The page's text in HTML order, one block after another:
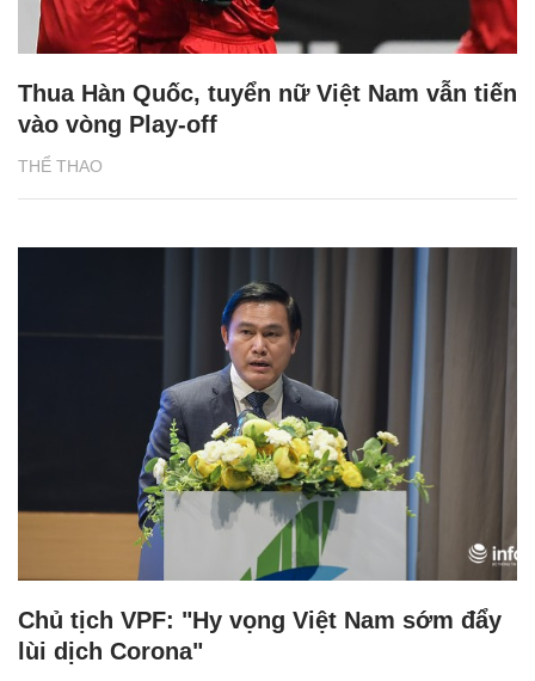
THỂ THAO
Thua Hàn Quốc, tuyển nữ Việt Nam vẫn tiến
vào vòng Play-off
Chủ tịch VPF: "Hy vọng Việt Nam sớm đẩy
lùi dịch Corona"